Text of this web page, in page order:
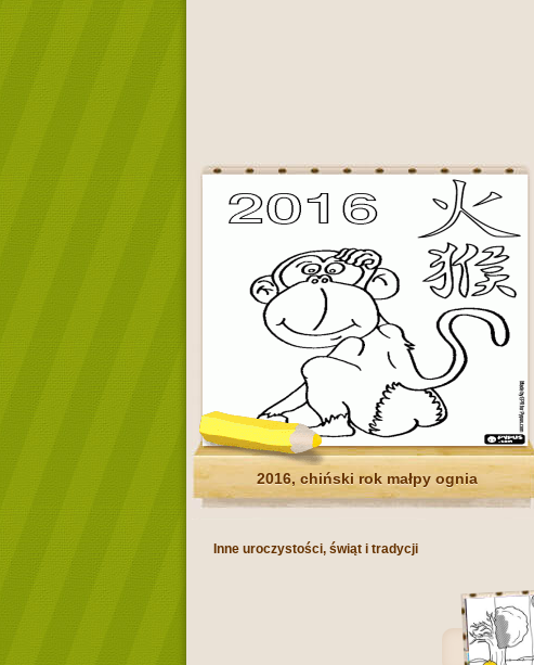
2016, chiński rok małpy ognia
Inne uroczystości, świąt i tradycji